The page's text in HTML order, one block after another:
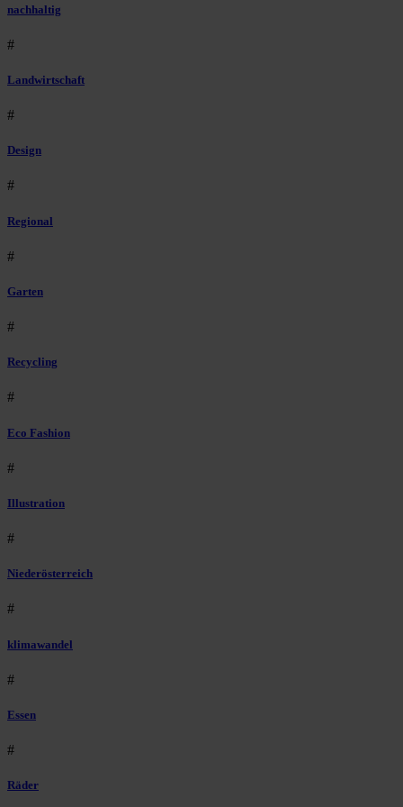
nachhaltig
#
Landwirtschaft
#
Design
#
Regional
#
Garten
#
Recycling
#
Eco Fashion
#
Illustration
#
Niederösterreich
#
klimawandel
#
Essen
#
Räder